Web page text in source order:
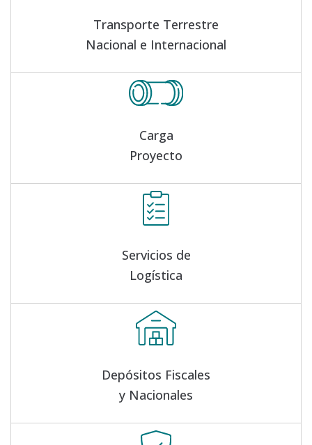
Transporte Terrestre
Nacional e Internacional
Carga
Proyecto
Servicios de
Logística
Depósitos Fiscales
y Nacionales